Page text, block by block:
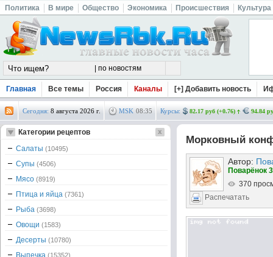
Политика В мире Общество Экономика Происшествия Культура
Главная Все темы Россия Каналы [+] Добавить новость
Сегодня: 8 августа 2026 г. MSK 08:35 Курсы: 82.17 руб (+0.76) 94.84
Морковный
Автор:
Поварёнок
370
Распечатать
Категории рецептов
Салаты (10495)
Супы (4506)
Мясо (8919)
Птица и яйца (7361)
Рыба (3698)
Овощи (1583)
Десерты (10780)
Выпечка (15352)